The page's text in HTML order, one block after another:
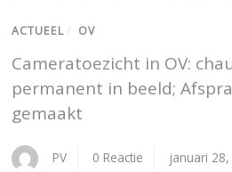
ACTUEEL / OV
Cameratoezicht in OV:
permanent in beeld;
gemaakt
PV 0 Reactie januari